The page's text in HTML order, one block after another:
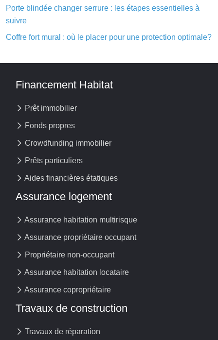
Porte blindée changer serrure : les étapes essentielles à
suivre
Coffre fort mural : où le placer pour une protection optimale?
Financement Habitat
Prêt immobilier
Fonds propres
Crowdfunding immobilier
Prêts particuliers
Aides financières étatiques
Assurance logement
Assurance habitation multirisque
Assurance propriétaire occupant
Propriétaire non-occupant
Assurance habitation locataire
Assurance copropriétaire
Travaux de construction
Travaux de réparation